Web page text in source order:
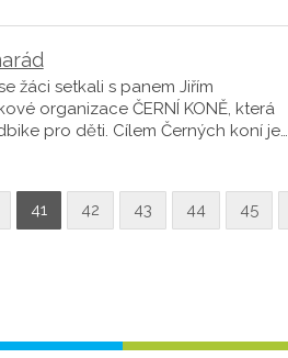
žáci setkali s panem Jiřím
organizace ČERNÍ KONĚ, která
pro děti. Cílem Černých koní je…
41 42 43 44 45